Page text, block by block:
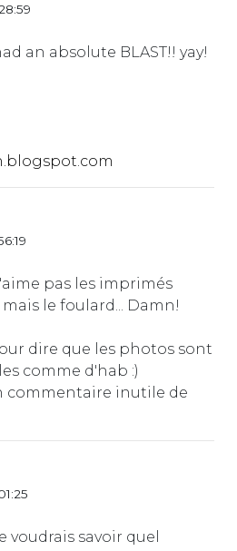
an absolute BLAST!! yay!
pas les imprimés
le foulard... Damn!
dire que les photos sont
comme d'hab :)
commentaire inutile de
voudrais savoir quel